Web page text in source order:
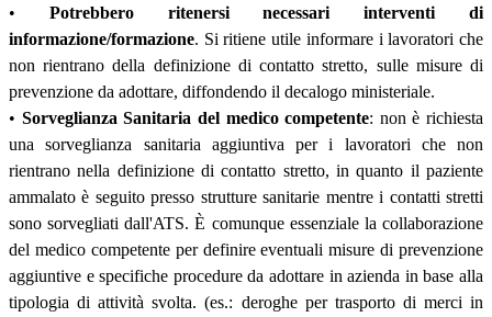
• Potrebbero ritenersi necessari interventi di
informazione/formazione. Si ritiene utile informare i lavoratori che
non rientrano della definizione di contatto stretto, sulle misure di
prevenzione da adottare, diffondendo il decalogo ministeriale.
• Sorveglianza Sanitaria del medico competente: non è richiesta
una sorveglianza sanitaria aggiuntiva per i lavoratori che non
rientrano nella definizione di contatto stretto, in quanto il paziente
ammalato è seguito presso strutture sanitarie mentre i contatti stretti
sono sorvegliati dall'ATS. È comunque essenziale la collaborazione
del medico competente per definire eventuali misure di prevenzione
aggiuntive e specifiche procedure da adottare in azienda in base alla
tipologia di attività svolta. (es.: deroghe per trasporto di merci in